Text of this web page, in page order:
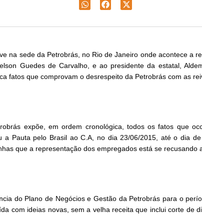
na sede da Petrobrás, no Rio de Janeiro onde acontece a
Guedes de Carvalho, e ao presidente da estatal,
fatos que comprovam o desrespeito da Petrobrás com as
expõe, em ordem cronológica, todos os fatos que
a Pauta pelo Brasil ao C.A, no dia 23/06/2015, até o dia
que a representação dos empregados está se recusando
do Plano de Negócios e Gestão da Petrobrás para o
com ideias novas, sem a velha receita que inclui corte de